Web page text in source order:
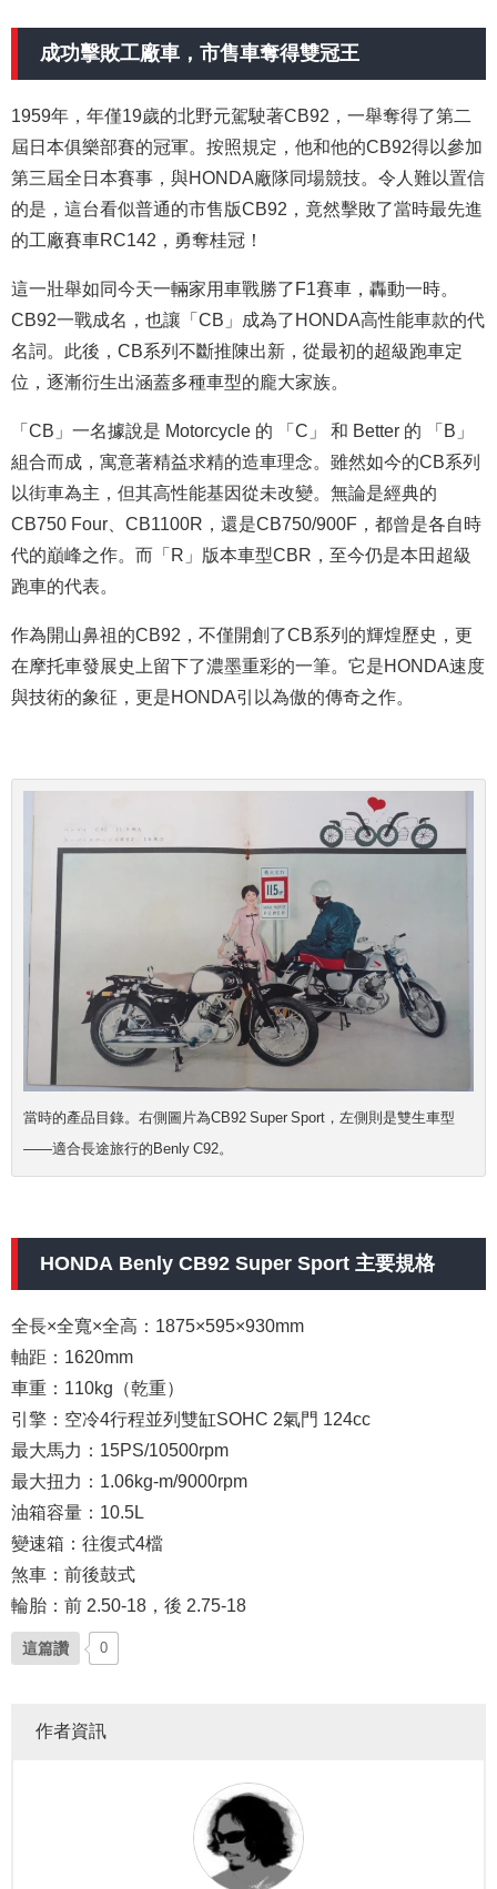
成功擊敗工廠車，市售車奪得雙冠王
1959年，年僅19歲的北野元駕駛著CB92，一舉奪得了第二
屆日本俱樂部賽的冠軍。按照規定，他和他的CB92得以參加
第三屆全日本賽事，與HONDA廠隊同場競技。令人難以置信
的是，這台看似普通的市售版CB92，竟然擊敗了當時最先進
的工廠賽車RC142，勇奪桂冠！
這一壯舉如同今天一輛家用車戰勝了F1賽車，轟動一時。
CB92一戰成名，也讓「CB」成為了HONDA高性能車款的代
名詞。此後，CB系列不斷推陳出新，從最初的超級跑車定
位，逐漸衍生出涵蓋多種車型的龐大家族。
「CB」一名據說是 Motorcycle 的 「C」 和 Better 的 「B」
組合而成，寓意著精益求精的造車理念。雖然如今的CB系列
以街車為主，但其高性能基因從未改變。無論是經典的
CB750 Four、CB1100R，還是CB750/900F，都曾是各自時
代的巔峰之作。而「R」版本車型CBR，至今仍是本田超級
跑車的代表。
作為開山鼻祖的CB92，不僅開創了CB系列的輝煌歷史，更
在摩托車發展史上留下了濃墨重彩的一筆。它是HONDA速度
與技術的象征，更是HONDA引以為傲的傳奇之作。
當時的產品目錄。右側圖片為CB92 Super Sport，左側則是雙生車型
——適合長途旅行的Benly C92。
HONDA Benly CB92 Super Sport 主要規格
全長×全寬×全高：1875×595×930mm
軸距：1620mm
車重：110kg（乾重）
引擎：空冷4行程並列雙缸SOHC 2氣門 124cc
最大馬力：15PS/10500rpm
最大扭力：1.06kg-m/9000rpm
油箱容量：10.5L
變速箱：往復式4檔
煞車：前後鼓式
輪胎：前 2.50-18，後 2.75-18
這篇讚 0
作者資訊